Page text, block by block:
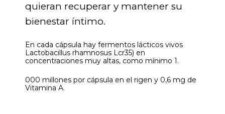
quieran recuperar y mantener su
bienestar íntimo.
En cada cápsula hay fermentos lácticos vivos
Lactobacillus rhamnosus Lcr35) en
concentraciones muy altas, como mínimo 1.
000 millones por cápsula en el rigen y 0,6 mg de
Vitamina A.